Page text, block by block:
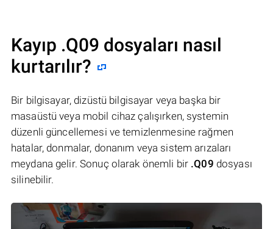
Kayıp .Q09 dosyaları nasıl
kurtarılır?
Bir bilgisayar, dizüstü bilgisayar veya başka bir
masaüstü veya mobil cihaz çalışırken, systemin
düzenli güncellemesi ve temizlenmesine rağmen
hatalar, donmalar, donanım veya sistem arızaları
meydana gelir. Sonuç olarak önemli bir .Q09 dosyası
silinebilir.